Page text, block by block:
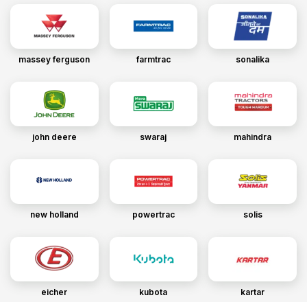
massey ferguson farmtrac sonalika
john deere swaraj mahindra
new holland powertrac solis
eicher kubota kartar